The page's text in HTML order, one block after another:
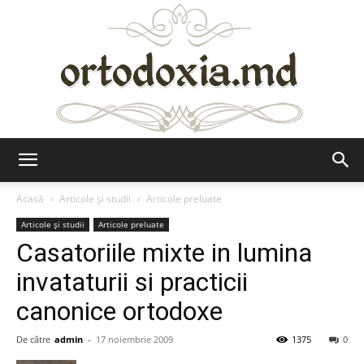
Acasă
Articole şi studii Articole preluate
Articole şi studii Articole preluate
Casatoriile mixte in lumina
invataturii si practicii
canonice ortodoxe
De către admin - 17 noiembrie 2009 0
1375